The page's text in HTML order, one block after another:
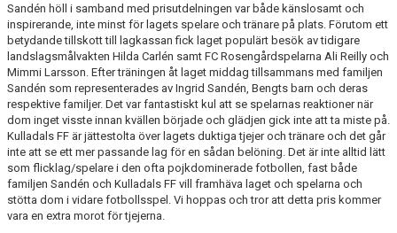
KFF FACEBOOK
KFF INSTAGRAM
MEDLEM INTRESSEANMÄLAN
Sandén höll i samband med prisutdelningen var både känslosamt och
inspirerande, inte minst för lagets spelare och tränare på plats. Förutom ett
betydande tillskott till lagkassan fick laget populärt besök av tidigare
landslagsmålvakten Hilda Carlén samt FC Rosengårdspelarna Ali Reilly och
Mimmi Larsson. Efter träningen åt laget middag tillsammans med familjen
Sandén som representerades av Ingrid Sandén, Bengts barn och deras
respektive familjer. Det var fantastiskt kul att se spelarnas reaktioner när
dom inget visste innan kvällen började och glädjen gick inte att ta miste på.
Kulladals FF är jättestolta över lagets duktiga tjejer och tränare och det går
inte att se ett mer passande lag för en sådan belöning. Det är inte alltid lätt
som flicklag/spelare i den ofta pojkdominerade fotbollen, fast både
familjen Sandén och Kulladals FF vill framhäva laget och spelarna och
stötta dom i vidare fotbollsspel. Vi hoppas och tror att detta pris kommer
vara en extra morot för tjejerna.